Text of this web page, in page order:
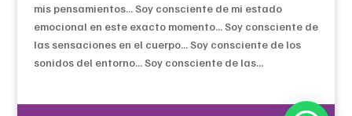
mis pensamientos… Soy consciente de mi estado
emocional en este exacto momento… Soy consciente de
las sensaciones en el cuerpo… Soy consciente de los
sonidos del entorno… Soy consciente de las...